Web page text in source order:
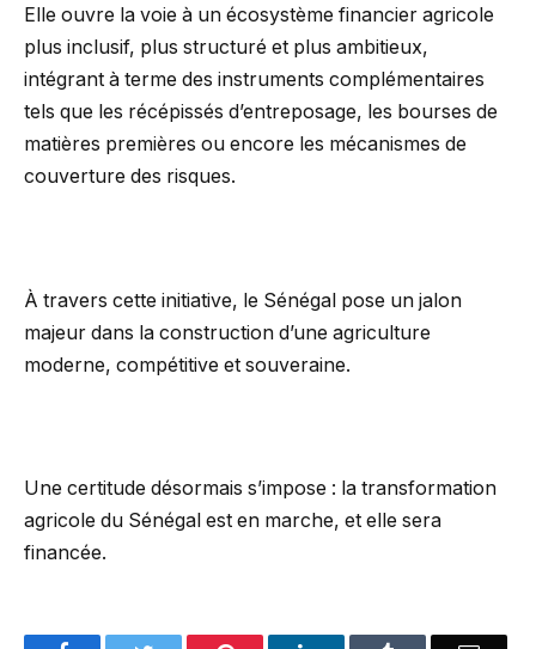
Elle ouvre la voie à un écosystème financier agricole
plus inclusif, plus structuré et plus ambitieux,
intégrant à terme des instruments complémentaires
tels que les récépissés d’entreposage, les bourses de
matières premières ou encore les mécanismes de
couverture des risques.
À travers cette initiative, le Sénégal pose un jalon
majeur dans la construction d’une agriculture
moderne, compétitive et souveraine.
Une certitude désormais s’impose : la transformation
agricole du Sénégal est en marche, et elle sera
financée.